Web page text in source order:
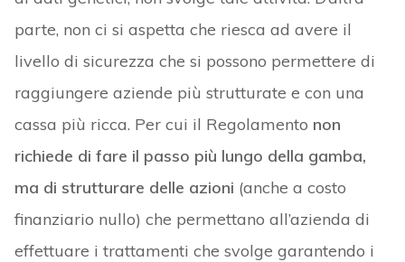
parte, non ci si aspetta che riesca ad avere il
livello di sicurezza che si possono permettere di
raggiungere aziende più strutturate e con una
cassa più ricca. Per cui il Regolamento non
richiede di fare il passo più lungo della gamba,
ma di strutturare delle azioni (anche a costo
finanziario nullo) che permettano all’azienda di
effettuare i trattamenti che svolge garantendo i